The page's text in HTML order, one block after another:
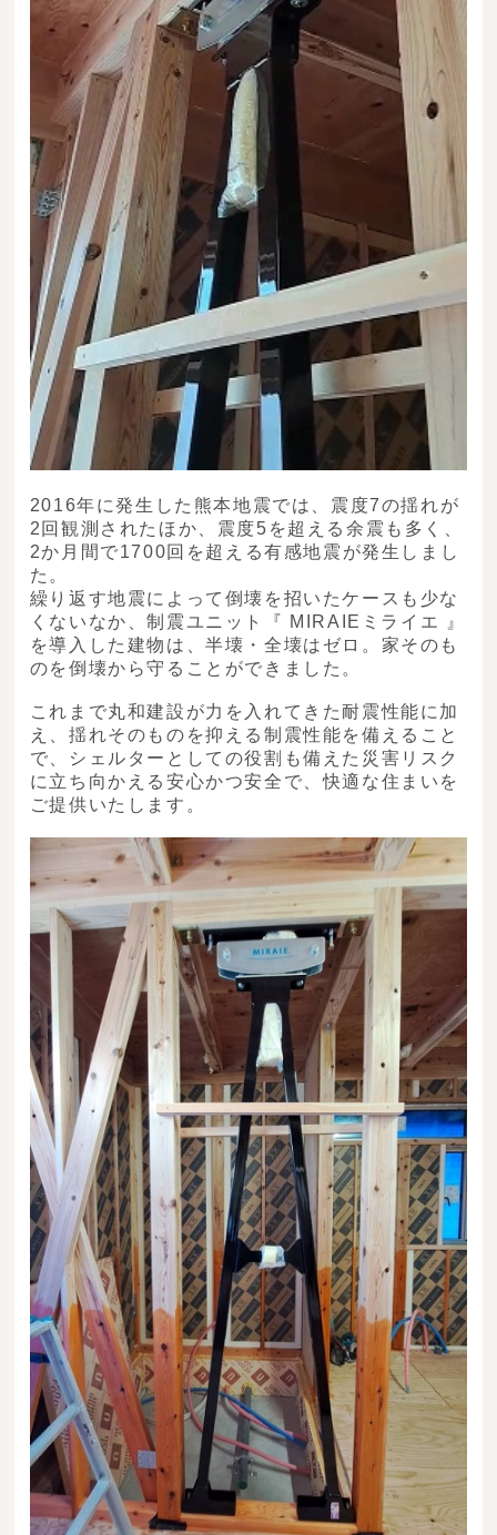
2016年に発生した熊本地震では、震度7の揺れが
2回観測されたほか、震度5を超える余震も多く、
2か月間で1700回を超える有感地震が発生しまし
た。
繰り返す地震によって倒壊を招いたケースも少な
くないなか、制震ユニット『 MIRAIEミライエ 』
を導入した建物は、半壊・全壊はゼロ。家そのも
のを倒壊から守ることができました。
これまで丸和建設が力を入れてきた耐震性能に加
え、揺れそのものを抑える制震性能を備えること
で、シェルターとしての役割も備えた災害リスク
に立ち向かえる安心かつ安全で、快適な住まいを
ご提供いたします。